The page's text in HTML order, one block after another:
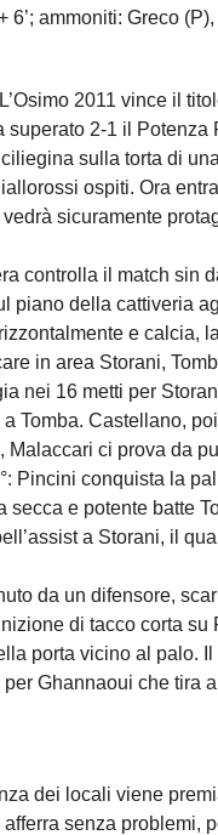
6’; ammoniti: Greco
2011 vince il
superato 2-1 il
sulla torta di
ospiti. Ora
sicuramente
controlla il match sin
piano della cattiveria
e calcia,
in area Storani,
nei 16 metti per
Tomba. Castellano,
ci prova da
Pincini conquista la
e potente batte
a Storani, il
da un difensore,
di tacco corta
porta vicino al palo.
Ghannaoui che tira
dei locali viene
senza problemi,